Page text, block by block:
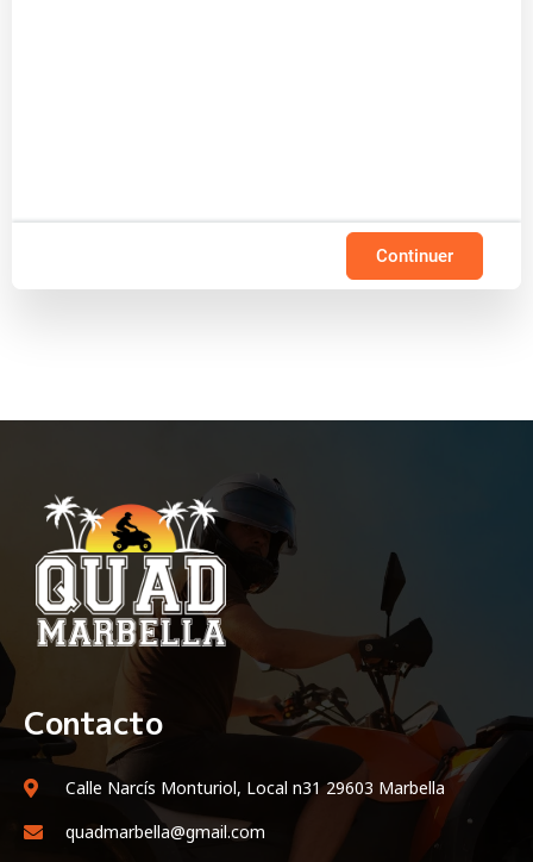
Continuer
Contacto
Calle Narcís Monturiol, Local n31 29603 Marbella
quadmarbella@gmail.com